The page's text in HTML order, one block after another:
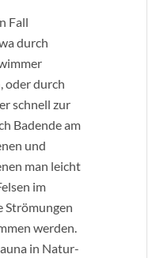
Fall
durch
oder durch
schnell zur
Badende am
und
man leicht
im
Strömungen
werden.
in Natur-